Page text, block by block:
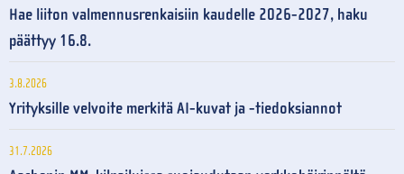
Hae liiton valmennusrenkaisiin kaudelle 2026-2027, haku
päättyy 16.8.
3.8.2026
Yrityksille velvoite merkitä AI-kuvat ja -tiedoksiannot
31.7.2026